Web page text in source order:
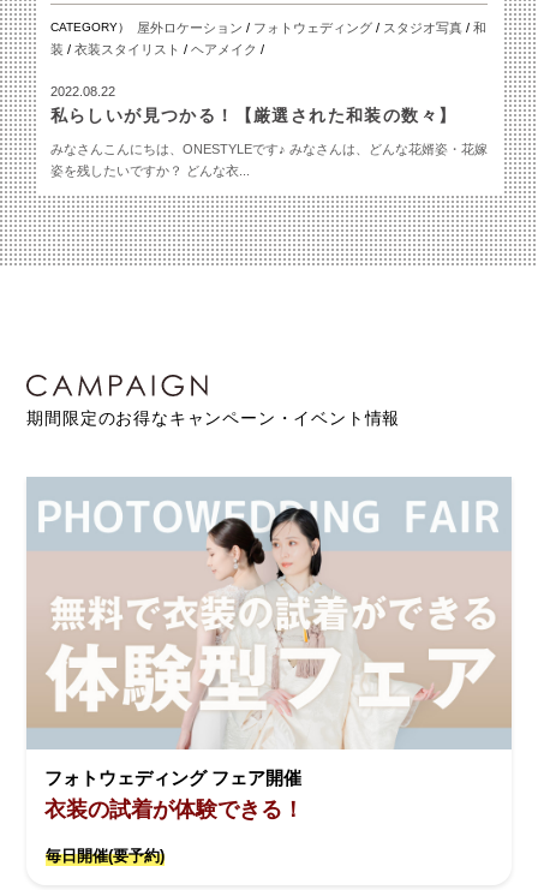
CATEGORY） 屋外ロケーション / フォトウェディング/ スタジオ写真 / 和
装 / 衣装スタイリスト / ヘアメイク /
2022.08.22
私らしいが見つかる！【厳選された和装の数々】
みなさんこんにちは、ONESTYLEです♪ みなさんは、どんな花婿姿・花嫁
姿を残したいですか？ どんな衣...
期間限定のお得なキャンペーン・イベント情報
フォトウェディング フェア開催
衣装の試着が体験できる！
毎日開催(要予約)